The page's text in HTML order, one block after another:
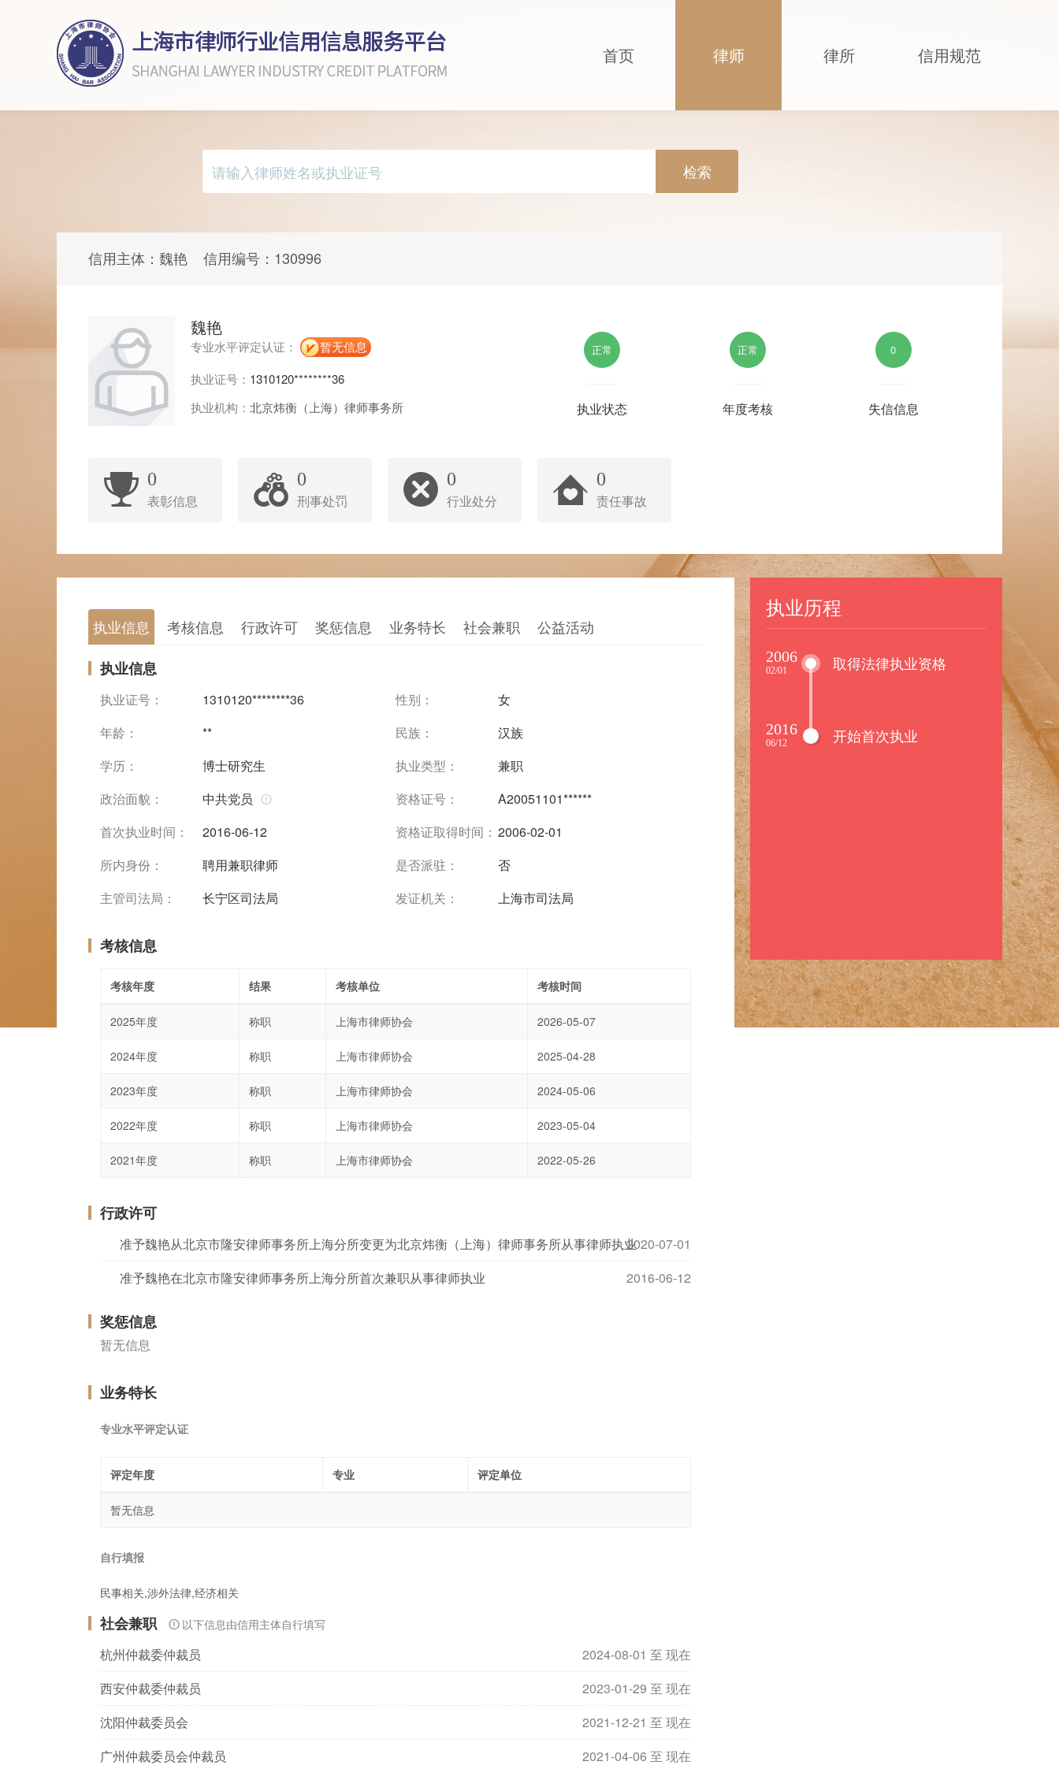
首页 律师 律所 信用规范
检索
信用主体： 魏艳 信用编号： 130996
魏艳
专业水平评定认证：
暂无信息
执业证号： 1310120********36
执业机构： 北京炜衡（上海）律师事务所
正常
执业状态
正常
年度考核
0
失信信息
0
表彰信息
0
刑事处罚
0
行业处分
0
责任事故
执业信息 考核信息 行政许可 奖惩信息 业务特长 社会兼职 公益活动
执业信息
执业证号： 1310120********36 性别：
女
年龄：
** 民族：
汉族
学历：
博士研究生 执业类型：
兼职
政治面貌：
中共党员 资格证号：
A20051101******
首次执业时间：
2016-06-12 资格证取得时间： 2006-02-01
所内身份：
聘用兼职律师 是否派驻：
否
主管司法局：
长宁区司法局 发证机关： 上海市司法局
考核信息
考核年度 结果 考核单位 考核时间
2025年度 称职 上海市律师协会 2026-05-07
2024年度 称职 上海市律师协会 2025-04-28
2023年度 称职 上海市律师协会 2024-05-06
2022年度 称职 上海市律师协会 2023-05-04
2021年度 称职 上海市律师协会 2022-05-26
行政许可
2020-07-01
准予魏艳从北京市隆安律师事务所上海分所变更为北京炜衡（上海）律师事务所从事律师执业
2016-06-12
准予魏艳在北京市隆安律师事务所上海分所首次兼职从事律师执业
奖惩信息
暂无信息
业务特长
专业水平评定认证
评定年度 专业 评定单位
暂无信息
自行填报
民事相关,涉外法律,经济相关
社会兼职 以下信息由信用主体自行填写
2024-08-01 至 现在
杭州仲裁委仲裁员
2023-01-29 至 现在
西安仲裁委仲裁员
2021-12-21 至 现在
沈阳仲裁委员会
2021-04-06 至 现在
广州仲裁委员会仲裁员
执业历程
2006
02/01 取得法律执业资格
2016
06/12 开始首次执业